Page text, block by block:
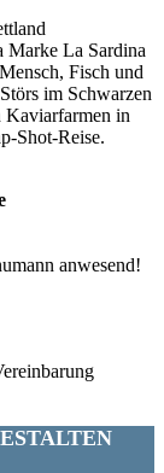
Marke La Sardina
Fisch und
im Schwarzen
Kaviarfarmen in
Shot-Reise.
anwesend!